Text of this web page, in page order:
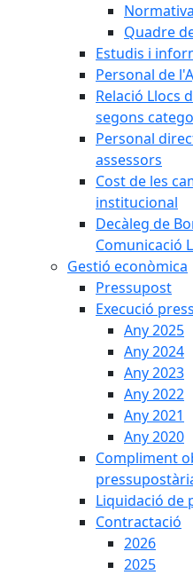
Quadre
Estudis i
Personal de
Relació Llocs
segons
Personal
assessors
Cost de les
institucional
Decàleg de
Comunicació
Gestió econòmica
Pressupost
Execució
Any 2025
Any 2024
Any 2023
Any 2022
Any 2021
Any 2020
Compliment
Liquidació de
Contractació
2026
2025